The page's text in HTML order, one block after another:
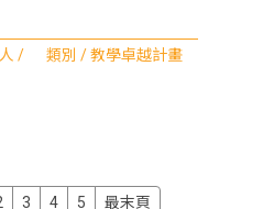
/ 類別 / 教學卓越計畫
3 4 5 最末頁